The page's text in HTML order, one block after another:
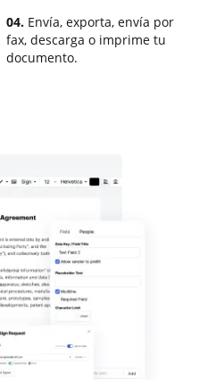
04. Envía, exporta, envía por
fax, descarga o imprime tu
documento.